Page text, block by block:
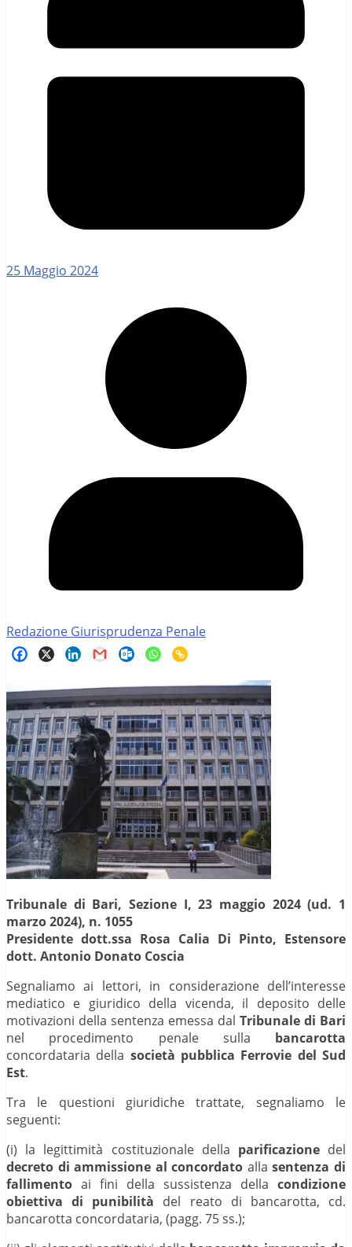
25 Maggio 2024
Redazione Giurisprudenza Penale
Tribunale di Bari, Sezione I, 23 maggio 2024 (ud. 1
marzo 2024), n. 1055
Presidente dott.ssa Rosa Calia Di Pinto, Estensore
dott. Antonio Donato Coscia
Segnaliamo ai lettori, in considerazione dell’interesse
mediatico e giuridico della vicenda, il deposito delle
motivazioni della sentenza emessa dal Tribunale di Bari
nel procedimento penale sulla bancarotta
concordataria della società pubblica Ferrovie del Sud
Est.
Tra le questioni giuridiche trattate, segnaliamo le
seguenti:
(i) la legittimità costituzionale della parificazionedel
decreto di ammissione al concordato allasentenza di
fallimento ai fini della sussistenza della condizione
obiettiva di punibilità del reato di bancarotta, cd.
bancarotta concordataria, (pagg. 75 ss.);